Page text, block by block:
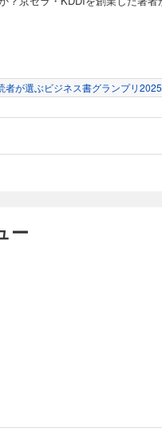
者が選ぶビジネス書グランプリ2025
ー